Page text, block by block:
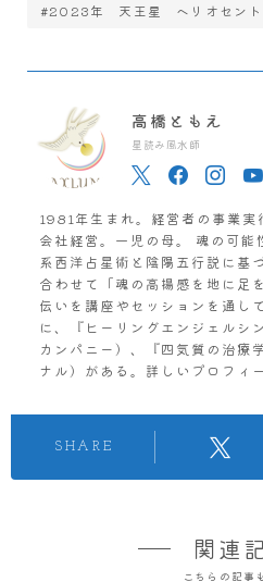
#2023年 天王星 ヘリオセント
高橋ともえ
星読み風水師
1981年生まれ。経営者の事業
会社経営。一児の母。 魂の可能
系西洋占星術と陰陽五行説に基
合わせて「魂の高揚感を地に足
伝いを講座やセッションを通し
に、『ヒーリングエンジェルシ
カンパニー）、『四気質の治療
ナル）がある。詳しいプロフィ
SHARE
関連
こちらの記事